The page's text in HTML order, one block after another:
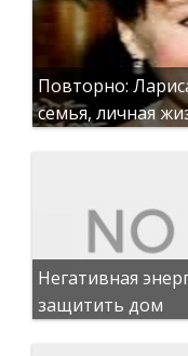
Повторно:
семья, личная
Негативная
защитить дом